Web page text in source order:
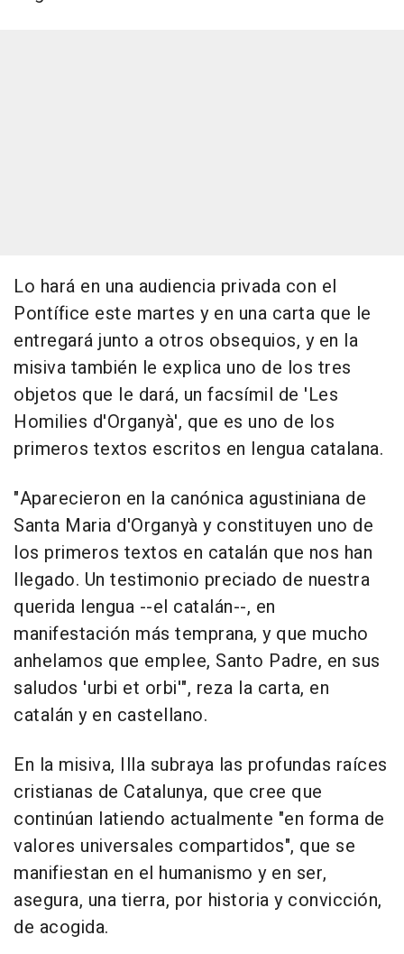
Lo hará en una audiencia privada con el
Pontífice este martes y en una carta que le
entregará junto a otros obsequios, y en la
misiva también le explica uno de los tres
objetos que le dará, un facsímil de 'Les
Homilies d'Organyà', que es uno de los
primeros textos escritos en lengua catalana.
"Aparecieron en la canónica agustiniana de
Santa Maria d'Organyà y constituyen uno de
los primeros textos en catalán que nos han
llegado. Un testimonio preciado de nuestra
querida lengua --el catalán--, en
manifestación más temprana, y que mucho
anhelamos que emplee, Santo Padre, en sus
saludos 'urbi et orbi'", reza la carta, en
catalán y en castellano.
En la misiva, Illa subraya las profundas raíces
cristianas de Catalunya, que cree que
continúan latiendo actualmente "en forma de
valores universales compartidos", que se
manifiestan en el humanismo y en ser,
asegura, una tierra, por historia y convicción,
de acogida.